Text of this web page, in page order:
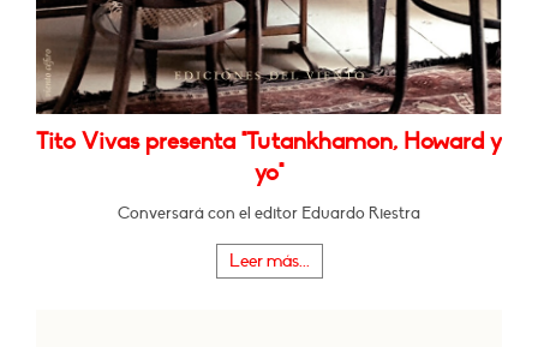
Tito Vivas presenta "Tutankhamon, Howard y
yo"
Conversará con el editor Eduardo Riestra
Leer más...